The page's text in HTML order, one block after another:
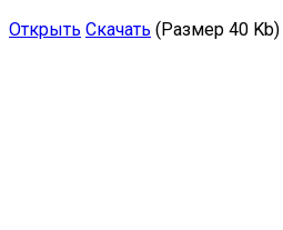
Открыть Скачать (Размер 40 Kb)